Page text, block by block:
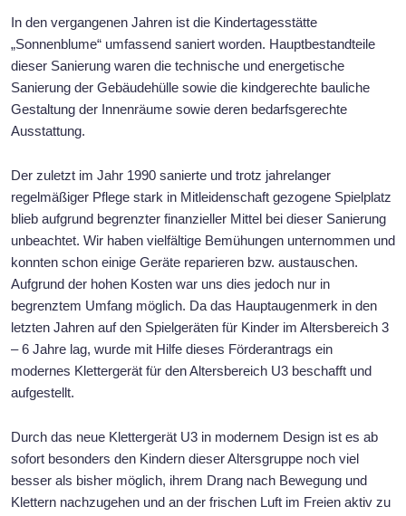
In den vergangenen Jahren ist die Kindertagesstätte
„Sonnenblume“ umfassend saniert worden. Hauptbestandteile
dieser Sanierung waren die technische und energetische
Sanierung der Gebäudehülle sowie die kindgerechte bauliche
Gestaltung der Innenräume sowie deren bedarfsgerechte
Ausstattung.
Der zuletzt im Jahr 1990 sanierte und trotz jahrelanger
regelmäßiger Pflege stark in Mitleidenschaft gezogene Spielplatz
blieb aufgrund begrenzter finanzieller Mittel bei dieser Sanierung
unbeachtet. Wir haben vielfältige Bemühungen unternommen und
konnten schon einige Geräte reparieren bzw. austauschen.
Aufgrund der hohen Kosten war uns dies jedoch nur in
begrenztem Umfang möglich. Da das Hauptaugenmerk in den
letzten Jahren auf den Spielgeräten für Kinder im Altersbereich 3
– 6 Jahre lag, wurde mit Hilfe dieses Förderantrags ein
modernes Klettergerät für den Altersbereich U3 beschafft und
aufgestellt.
Durch das neue Klettergerät U3 in modernem Design ist es ab
sofort besonders den Kindern dieser Altersgruppe noch viel
besser als bisher möglich, ihrem Drang nach Bewegung und
Klettern nachzugehen und an der frischen Luft im Freien aktiv zu